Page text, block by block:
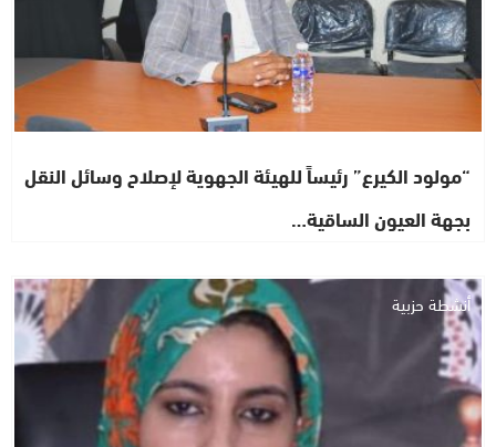
“مولود الكيرع” رئيساً للهيئة الجهوية لإصلاح وسائل النقل
بجهة العيون الساقية…
أنشطة حزبية